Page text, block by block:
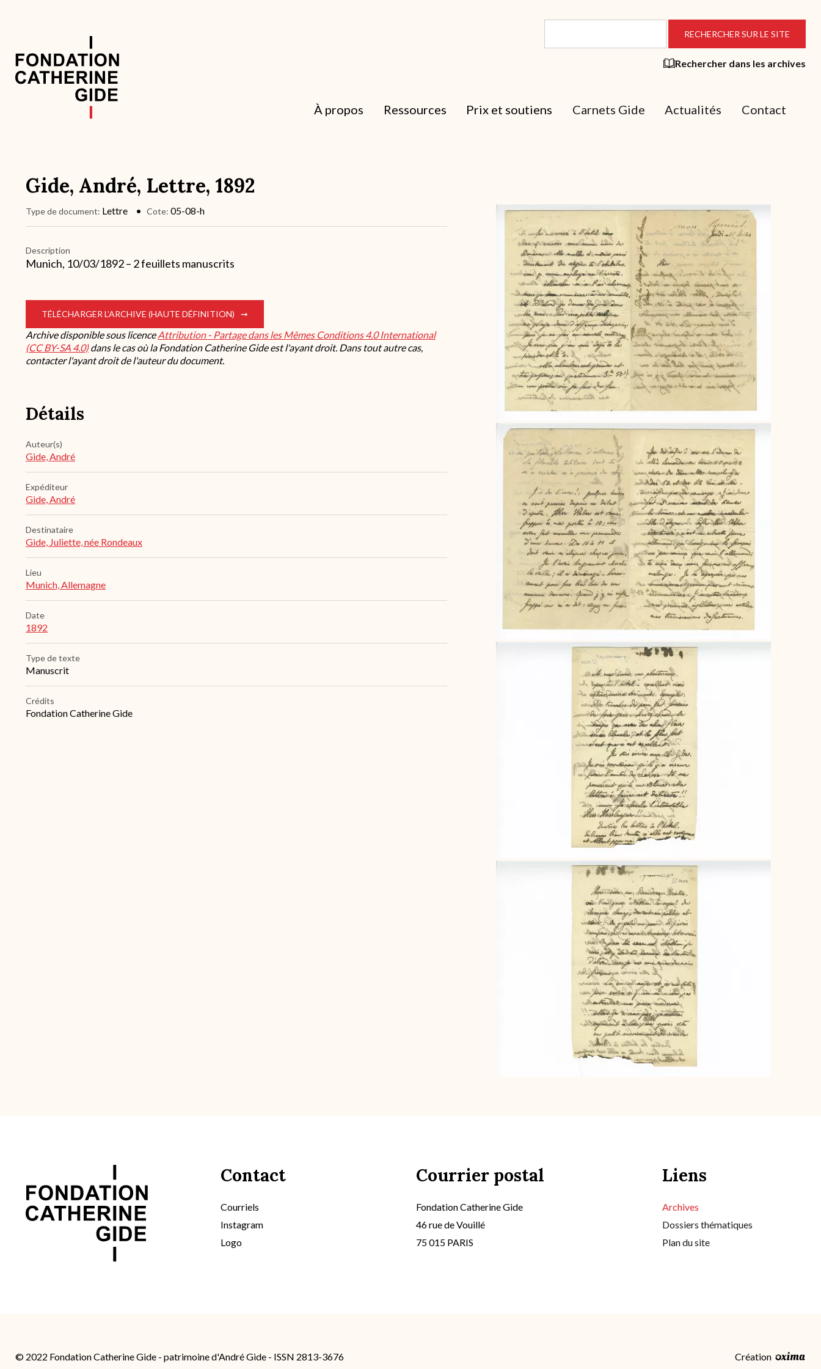
contenu
principal
Rechercher dans les archives
principale
À propos Ressources Prix et soutiens Carnets Gide Actualités Contact
Gide, André, Lettre, 1892
Type de document Lettre Cote 05-08-h
Description
Munich, 10/03/1892 – 2 feuillets manuscrits
TÉLÉCHARGER L’ARCHIVE (HAUTE DÉFINITION)
Archive disponible sous licenceAttribution - Partage dans les Mêmes Conditions 4.0 International
(CC BY-SA 4.0)dans le cas où la Fondation Catherine Gide est l'ayant droit. Dans tout autre cas,
contacter l'ayant droit de l'auteur du document.
Détails
Auteur(s)
Gide, André
Expéditeur
Gide, André
Destinataire
Gide, Juliette, née Rondeaux
Lieu
Munich, Allemagne
Date
1892
Type de texte
Manuscrit
Crédits
Fondation Catherine Gide
Archive
Contact
Courriels
Instagram
Logo
Courrier postal
Fondation Catherine Gide
46 rue de Vouillé
75 015 PARIS
Liens
Archives
Dossiers thématiques
Plan du site
© 2022 Fondation Catherine Gide - patrimoine d'André Gide - ISSN 2813-3676 Création